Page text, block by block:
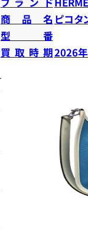
商品名 ピコタ
型番
買取時期2026